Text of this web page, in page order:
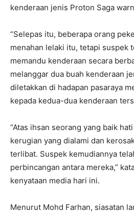
kenderaan jenis Proton Saga
“Selepas itu, beberapa orang
menahan lelaki itu, tetapi suspek
memandu kenderaan secara
melanggar dua buah kenderaan
diletakkan di hadapan pasaraya
kepada kedua-dua kenderaan
“Atas ihsan seorang yang baik
kerugian yang dialami dan
terlibat. Suspek kemudiannya
perbincangan antara mereka,”
kenyataan media hari ini.
Menurut Mohd Farhan, siasatan